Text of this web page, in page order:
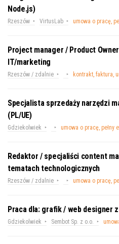
Node.js)
Rzeszów VirtusLab umowa o pracę,
Project manager / Product
IT/marketing
Rzeszów / zdalnie kontrakt, faktura,
Specjalista sprzedaży narzędzi
(PL/UE)
Gdziekolwiek umowa o pracę, pełny
Redaktor / specjaliści content
tematach technologicznych
Rzeszów / zdalnie umowa o pracę,
Praca dla: grafik / web designer z
Gdziekolwiek Sembot Sp. z o.o.